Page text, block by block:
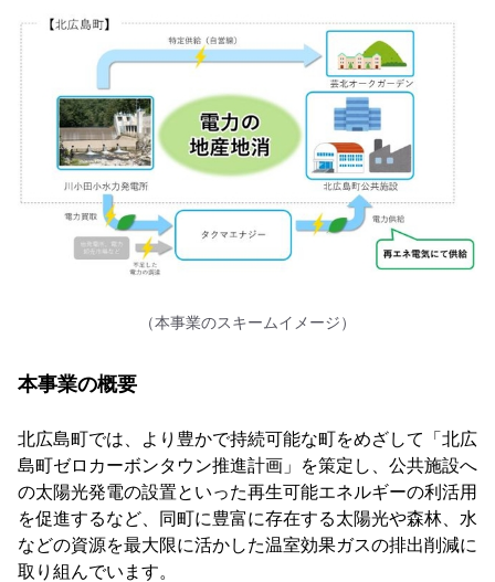
（本事業のスキームイメージ）
本事業の概要
北広島町では、より豊かで持続可能な町をめざして「北広
島町ゼロカーボンタウン推進計画」を策定し、公共施設へ
の太陽光発電の設置といった再生可能エネルギーの利活用
を促進するなど、同町に豊富に存在する太陽光や森林、水
などの資源を最大限に活かした温室効果ガスの排出削減に
取り組んでいます。